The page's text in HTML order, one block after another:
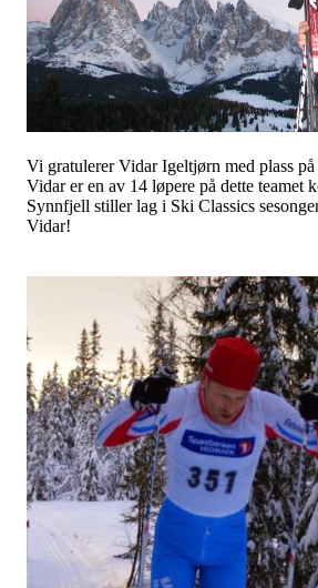
Vi gratulerer Vidar Igeltjørn med plass
Vidar er en av 14 løpere på dette teamet
Synnfjell stiller lag i Ski Classics
Vidar!